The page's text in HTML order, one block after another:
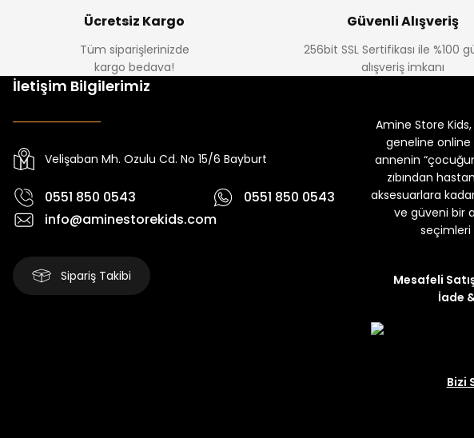
%15
Yeni
Tivon Kız Çocuk 3’lü Takım
%22 %22
Yeni₺ 250
Ücretsiz Kargo
Tüm siparişlerinizde
kargo bedava!
Güvenli Alışveriş
256bit SSL Sertifikası ile %100
alışveriş imkanı
İletişim Bilgilerimiz
Velişaban Mh. Ozulu Cd. No 15/6 Bayburt
0551 850 0543
0551 850 0543
info@aminestorekids.com
Sipariş Takibi
Amine Store
geneline online
annenin
zıbından
aksesuarlara
ve güveni bir
seçimleri
Mesafeli
İade
Bizi